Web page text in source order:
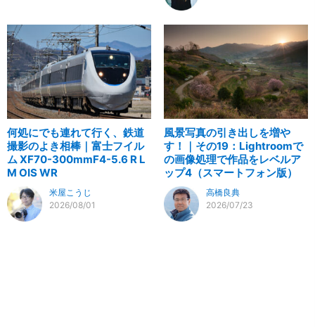
何処にでも連れて行く、鉄道
撮影のよき相棒｜富士フイル
ム XF70-300mmF4-5.6 R L
M OIS WR
米屋こうじ
2026/08/01
風景写真の引き出しを増や
す！｜その19：Lightroomで
の画像処理で作品をレベルア
ップ4（スマートフォン版）
高橋良典
2026/07/23